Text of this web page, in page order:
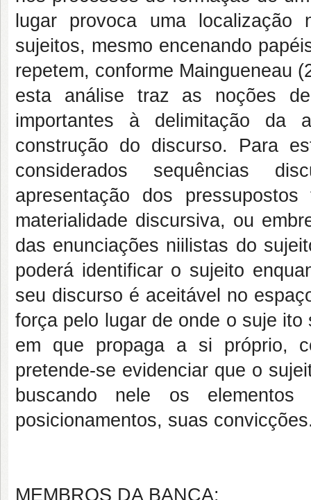
lugar provoca uma localização
sujeitos, mesmo encenando
repetem, conforme Maingueneau
esta análise traz as noções
importantes à delimitação da
construção do discurso. Para
considerados sequências
apresentação dos
materialidade discursiva, ou
das enunciações niilistas do
poderá identificar o sujeito
seu discurso é aceitável no
força pelo lugar de onde o suje
em que propaga a si próprio,
pretende-se evidenciar que o
buscando nele os elementos
posicionamentos, suas
MEMBROS DA BANCA: